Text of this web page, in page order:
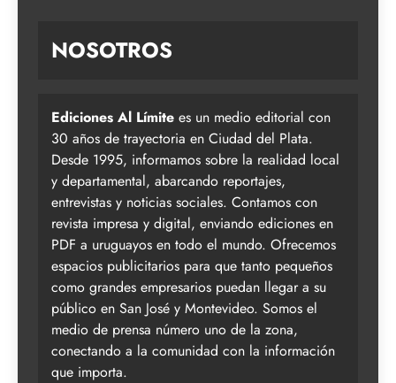
NOSOTROS
Ediciones Al Límite es un medio editorial con
30 años de trayectoria en Ciudad del Plata.
Desde 1995, informamos sobre la realidad local
y departamental, abarcando reportajes,
entrevistas y noticias sociales. Contamos con
revista impresa y digital, enviando ediciones en
PDF a uruguayos en todo el mundo. Ofrecemos
espacios publicitarios para que tanto pequeños
como grandes empresarios puedan llegar a su
público en San José y Montevideo. Somos el
medio de prensa número uno de la zona,
conectando a la comunidad con la información
que importa.